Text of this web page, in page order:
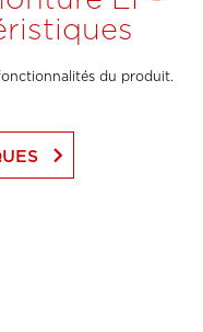
du produit.
keyboard_arrow_right